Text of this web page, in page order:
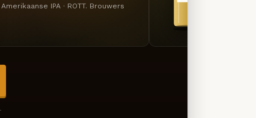
Amerikaanse IPA · ROTT. Brouwers